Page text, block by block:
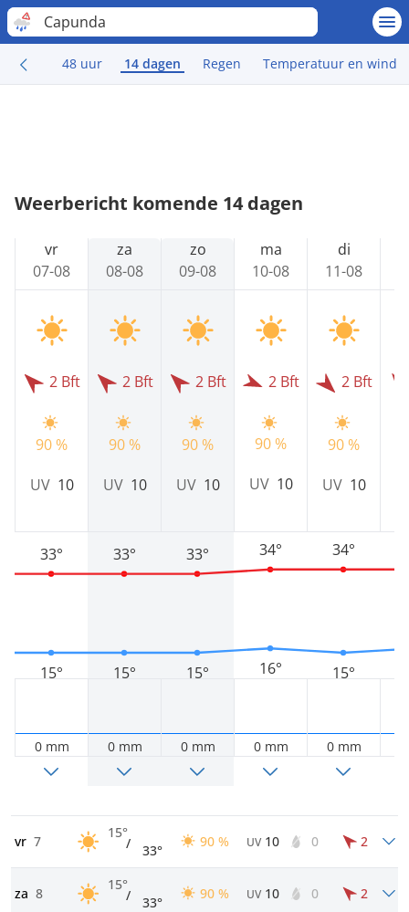
Capunda
48 uur 14 dagen Regen Temperatuur en wind
Weerbericht komende 14 dagen
vr
07-08
2 Bft
90 %
UV 10
15°
33°
0 mm
za
08-08
2 Bft
90 %
UV 10
15°
33°
0 mm
zo
09-08
2 Bft
90 %
UV 10
15°
33°
0 mm
ma
10-08
2 Bft
90 %
UV 10
16°
34°
0 mm
di
11-08
2 Bft
90 %
UV 10
15°
34°
0 mm
vr 7
15°
/ 33°
90 % UV 10 0 2
za 8
15°
/ 33°
90 % UV 10 0 2